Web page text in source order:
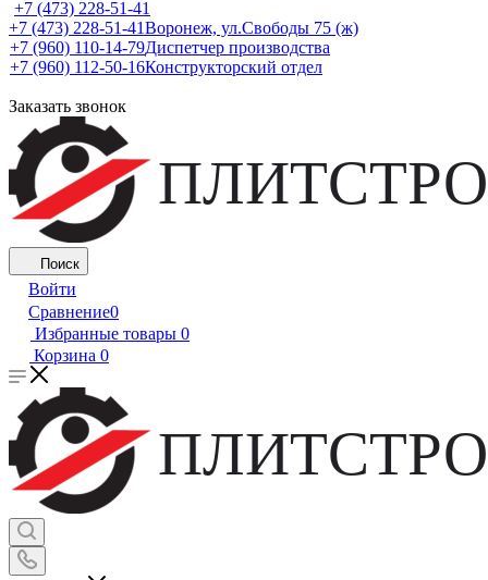
+7 (473) 228-51-41
+7 (473) 228-51-41Воронеж, ул.Свободы 75 (ж)
+7 (960) 110-14-79Диспетчер производства
+7 (960) 112-50-16Конструкторский отдел
Заказать звонок
Поиск
Войти
Сравнение0
Избранные товары 0
Корзина 0